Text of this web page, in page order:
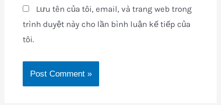
Lưu tên của tôi, email, và trang web trong
trình duyệt này cho lần bình luận kế tiếp của
tôi.